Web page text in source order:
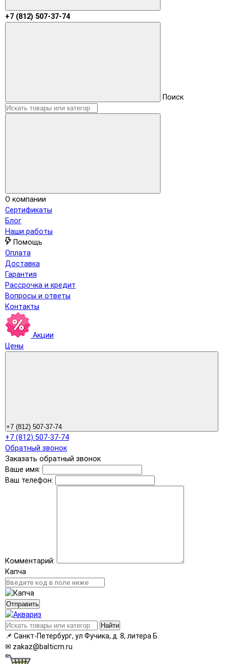
+7 (812) 507-37-74
Поиск
О компании
Сертификаты
Блог
Наши работы
Помощь
Оплата
Доставка
Гарантия
Рассрочка и кредит
Вопросы и ответы
Контакты
Акции
Цены
+7 (812) 507-37-74
+7 (812) 507-37-74
Обратный звонок
Заказать обратный звонок
Ваше имя:
Ваш телефон:
Комментарий:
Капча
Отправить
Найти
📌 Санкт-Петербург, ул Фучика, д. 8, литера Б.
✉ zakaz@balticm.ru